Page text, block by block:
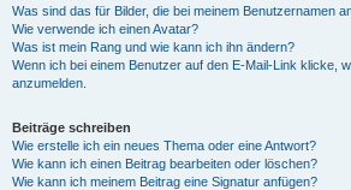
Was sind das für Bilder, die bei meinem Benutzernamen
Wie verwende ich einen Avatar?
Was ist mein Rang und wie kann ich ihn ändern?
Wenn ich bei einem Benutzer auf den E-Mail-Link klicke,
anzumelden.
Beiträge schreiben
Wie erstelle ich ein neues Thema oder eine Antwort?
Wie kann ich einen Beitrag bearbeiten oder löschen?
Wie kann ich meinem Beitrag eine Signatur anfügen?